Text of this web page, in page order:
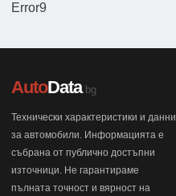
Error9
AutoData.bg
Технически характеристики и данни
за автомобили. Информацията е
събрана от публично достъпни
източници. Не гарантираме
пълната точност и вярност на